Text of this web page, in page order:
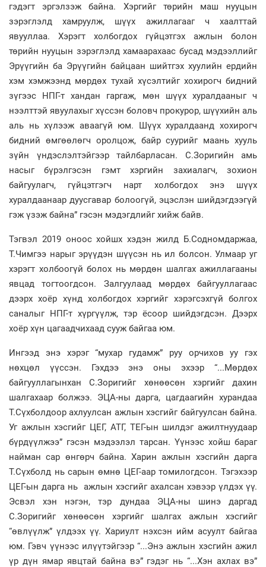
гэдэгт эргэлзэж байна. Хэргийг төрийн маш нууцын
зэрэглэлд хамруулж, шүүх ажиллагааг ч хаалттай
явууллаа. Хэрэгт холбогдох гүйцэтгэх ажлын болон
төрийн нууцын зэрэглэлд хамаарахаас бусад мэдээллийг
Эрүүгийн ба Эрүүгийн байцаан шийтгэх хуулийн ердийн
хэм хэмжээнд мөрдөх тухай хүсэлтийг хохирогч бидний
зүгээс НПГ-т хандан гаргаж, мөн шүүх хуралдааныг ч
нээлттэй явуулахыг хүссэн боловч прокурор, шүүхийн аль
аль нь хүлээж аваагүй юм. Шүүх хуралдаанд хохирогч
бидний өмгөөлөгч оролцож, байр суурийг маань хууль
зүйн үндэслэлтэйгээр тайлбарласан. С.Зоригийн амь
насыг бүрэлгэсэн гэмт хэргийн захиалагч, зохион
байгуулагч, гүйцэтгэгч нарт холбогдох энэ шүүх
хуралдаанаар дуусгавар болоогүй, эцэслэн шийдэгдээгүй
гэж үзэж байна” гэсэн мэдэгдлийг хийж байв.
Тэгвэл 2019 оноос хойшх хэдэн жилд Б.Содномдаржаа,
Т.Чимгээ нарыг эрүүдэн шүүсэн нь ил болсон. Улмаар уг
хэрэгт холбоогүй болох нь мөрдөн шалгах ажиллагааны
явцад тогтоогдсон. Залгуулаад мөрдөх байгууллагаас
дээрх хоёр хүнд холбогдох хэргийг хэрэгсэхгүй болгох
саналыг НПГ-т хүргүүлж, тэр ёсоор шийдэгдсэн. Дээрх
хоёр хүн цагаадчихаад сууж байгаа юм.
Ингээд энэ хэрэг “мухар гудамж” руу орчихов уу гэх
нөхцөл үүссэн. Гэхдээ энэ оны эхээр “...Мөрдөх
байгууллагынхан С.Зоригийг хөнөөсөн хэргийг дахин
шалгахаар болжээ. ЭЦА-ны дарга, цагдаагийн хурандаа
Т.Сүхболдоор ахлуулсан ажлын хэсгийг байгуулсан байна.
Уг ажлын хэсгийг ЦЕГ, АТГ, ТЕГ-ын шилдэг ажилтнуудаар
бүрдүүлжээ” гэсэн мэдээлэл тарсан. Үүнээс хойш бараг
найман сар өнгөрч байна. Харин ажлын хэсгийн дарга
Т.Сүхболд нь сарын өмнө ЦЕГ-аар томилогдсон. Тэгэхээр
ЦЕГ-ын дарга нь ажлын хэсгийг ахалсан хэвээр үлдэх үү.
Эсвэл хэн нэгэн, тэр дундаа ЭЦА-ны шинэ даргад
С.Зоригийг хөнөөсөн хэргийг шалгах ажлын хэсгийг
“өвлүүлж” үлдээх үү. Хариулт нэхсэн ийм асуулт байгаа
юм. Гэвч үүнээс илүүтэйгээр “...Энэ ажлын хэсгийн ажил
үр дүн ямар явцтай байна вэ” гэдэг нь “...Хэн ахлах вэ”